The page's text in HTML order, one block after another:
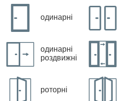
одинарні
одинарні
роздвижні
роторні